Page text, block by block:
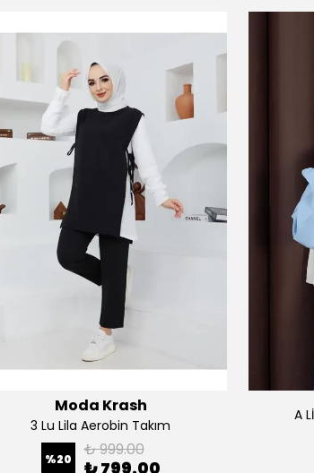
Moda Krash
3 Lu Lila Aerobin Takım
%20 ₺ 999.00
₺ 799.00
A